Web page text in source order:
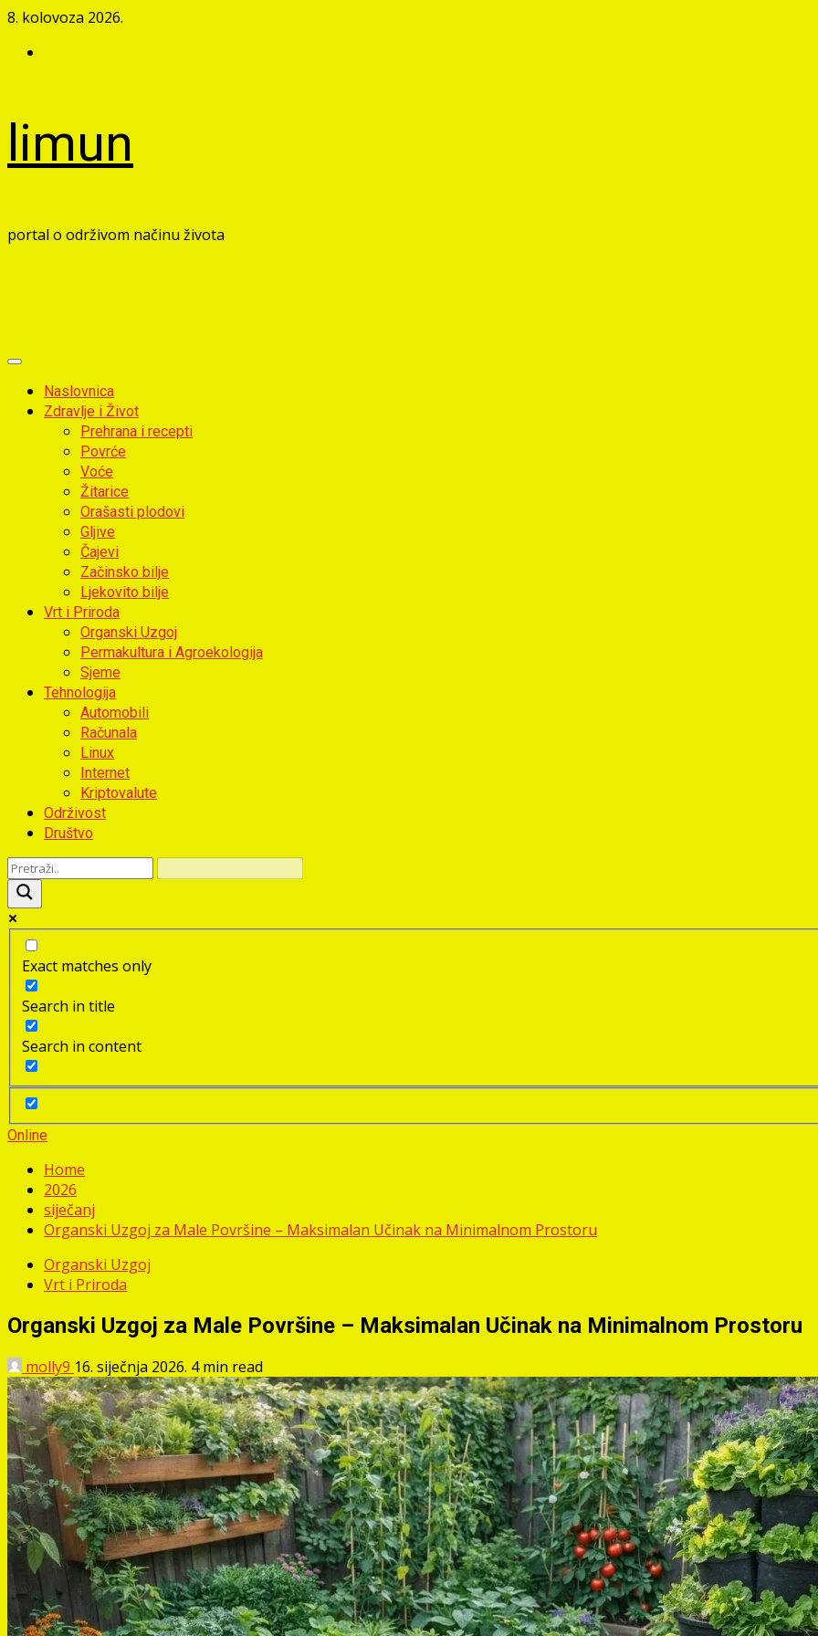
Skip
content
8. kolovoza 2026.
limun
portal o održivom načinu života
Primary
MenuNaslovnica
Zdravlje i Život
Prehrana i recepti
Povrće
Voće
Žitarice
Orašasti plodovi
Gljive
Čajevi
Začinsko bilje
Ljekovito bilje
Vrt i Priroda
Organski Uzgoj
Permakultura i Agroekologija
Sjeme
Tehnologija
Automobili
Računala
Linux
Internet
Kriptovalute
Održivost
Društvo
Exact matches only
Search in title
Search in content
Online
Home
2026
siječanj
Organski Uzgoj za Male Površine – Maksimalan Učinak na Minimalnom Prostoru
Organski Uzgoj
Vrt i Priroda
Organski Uzgoj za Male Površine – Maksimalan Učinak na Minimalnom Prostoru
molly9 16. siječnja 2026. 4 min read